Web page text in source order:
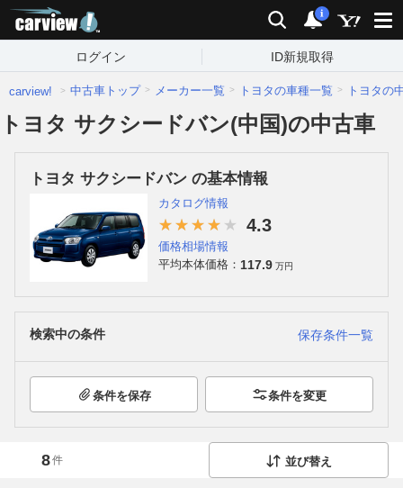
検索 通知
i
ログイン ID新規取得
carview! 中古車トップ メーカー一覧 トヨタの車種一覧 トヨタの
トヨタ サクシードバン(中国)の中古車
トヨタ サクシードバン の基本情報
カタログ情報
4.3
価格相場情報
平均本体価格： 117.9 万円
検索中の条件 保存条件一覧
条件を保存 条件を変更
8件 並び替え